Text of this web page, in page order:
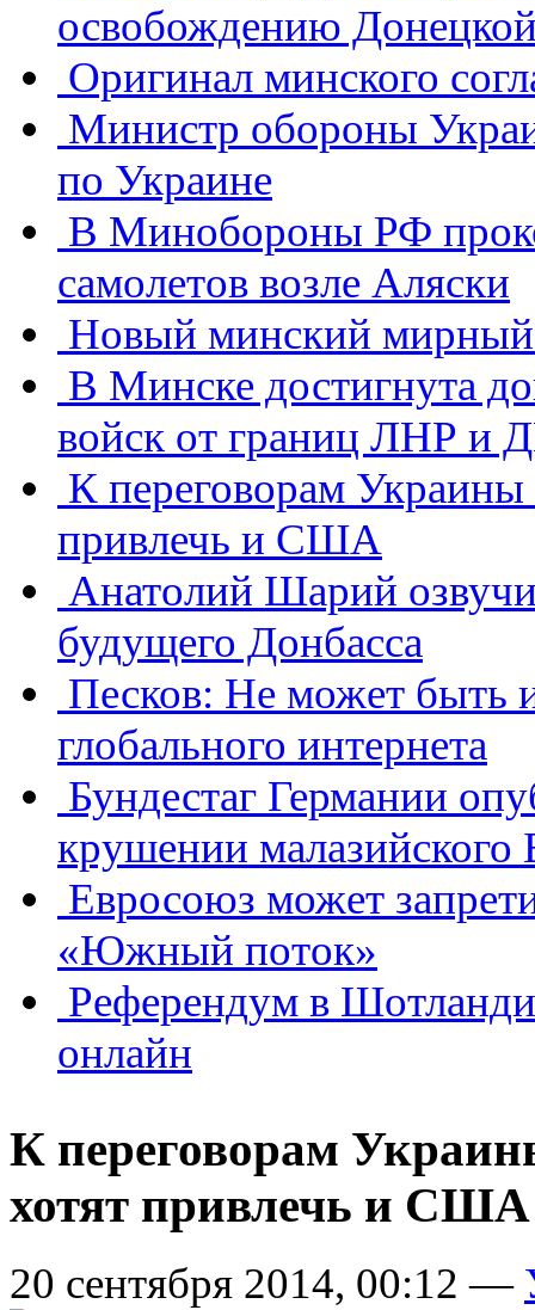
освобождению
Оригинал минского
​Министр обороны
по Украине
В Минобороны РФ
самолетов возле Аляски
Новый минский мирный
В Минске достигнута
войск от границ ЛНР и
К переговорам Украины
привлечь и США
Анатолий Шарий
будущего Донбасса
Песков: Не может быть
глобального интернета
Бундестаг Германии
крушении малазийского
Евросоюз может
«Южный поток»
Референдум в
онлайн
К переговорам
хотят привлечь и США
20 сентября 2014, 00:12 —